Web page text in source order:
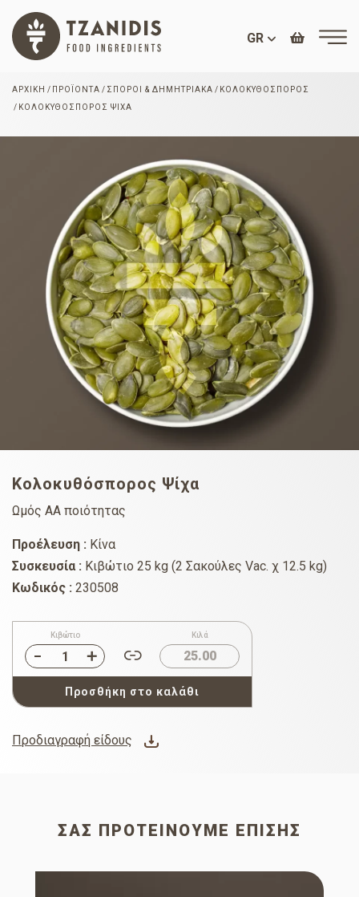
GR
ΑΡΧΙΚΉ ΠΡΟΪΌΝΤΑ ΣΠΌΡΟΙ & ΔΗΜΗΤΡΙΑΚΆ
ΚΟΛΟΚΥΘΌΣΠΟΡΟΣ
ΚΟΛΟΚΥΘΌΣΠΟΡΟΣ ΨΊΧΑ
Κολοκυθόσπορος Ψίχα
Ωμός AA ποιότητας
Προέλευση : Κίνα
Συσκευσία : Κιβώτιο 25 kg (2 Σακούλες Vac. χ 12.5 kg)
Κωδικός : 230508
Κιβώτιο Κιλά
25.00
Προσθήκη στο καλάθι
Προδιαγραφή είδους
ΣΑΣ ΠΡΟΤΕΊΝΟΥΜΕ ΕΠΊΣΗΣ